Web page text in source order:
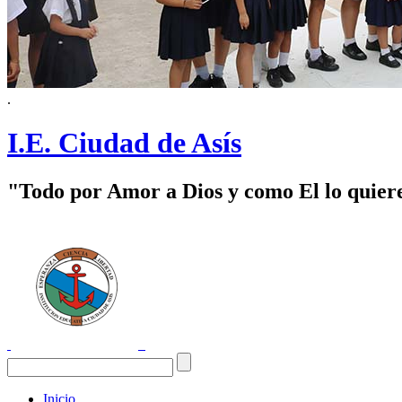
.
I.E. Ciudad de Asís
"Todo por Amor a Dios y como El lo
Inicio